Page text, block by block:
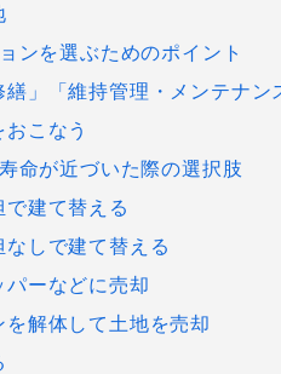
ンを選ぶためのポイント
繕」「維持管理・メンテナ
こなう
命が近づいた際の選択肢
で建て替える
なしで建て替える
パーなどに売却
を解体して土地を売却